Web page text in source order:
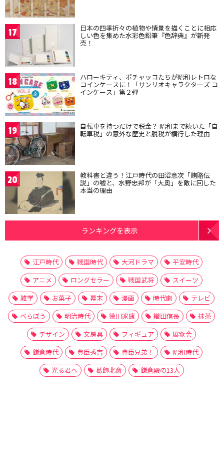
17 日本の四季折々の植物や情景を描くことに相応
しい色を集めた水彩色鉛筆『色辞典』が新発
売！
18 ハローキティ、ポチャッコたちが昭和レトロな
コインケースに！「サンリオキャラクターズ コ
インケース」第２弾
19 自転車を持つだけで税金？ 昭和まで続いた「自
転車税」の意外な歴史と脱税が横行した理由
20 教科書と違う！江戸時代の田沼意次「賄賂伝
説」の嘘と、水野忠邦が「大奥」を敵に回した
本当の理由
ランキングを表示
江戸時代 戦国時代 大河ドラマ
平安時代
アニメ
ロングセラー 戦国武将
スイーツ
雑学
お菓子 幕末 漫画 時代劇
テレビ
べらぼう
明治時代 徳川家康 織田信長
抹茶
デザイン
文房具 フィギュア
展覧会
鎌倉時代
豊臣秀吉 豊臣兄弟！
昭和時代
光る君へ
葛飾北斎 鎌倉殿の13人